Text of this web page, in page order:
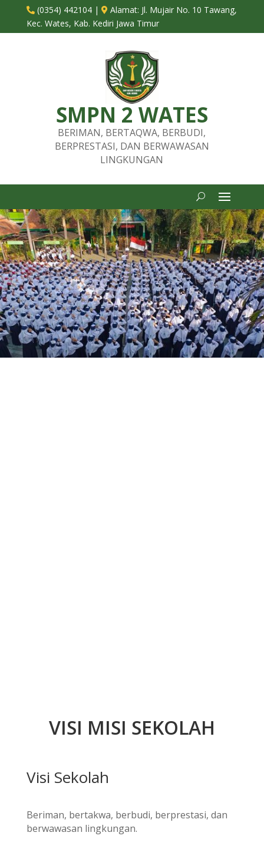
 (0354) 442104|  Alamat: Jl. Mujair No. 10 Tawang,
Kec. Wates, Kab. Kediri Jawa Timur
SMPN 2 WATES
BERIMAN, BERTAQWA, BERBUDI,
BERPRESTASI, DAN BERWAWASAN
LINGKUNGAN
VISI MISI SEKOLAH
Visi Sekolah
Beriman, bertakwa, berbudi, berprestasi, dan
berwawasan lingkungan.